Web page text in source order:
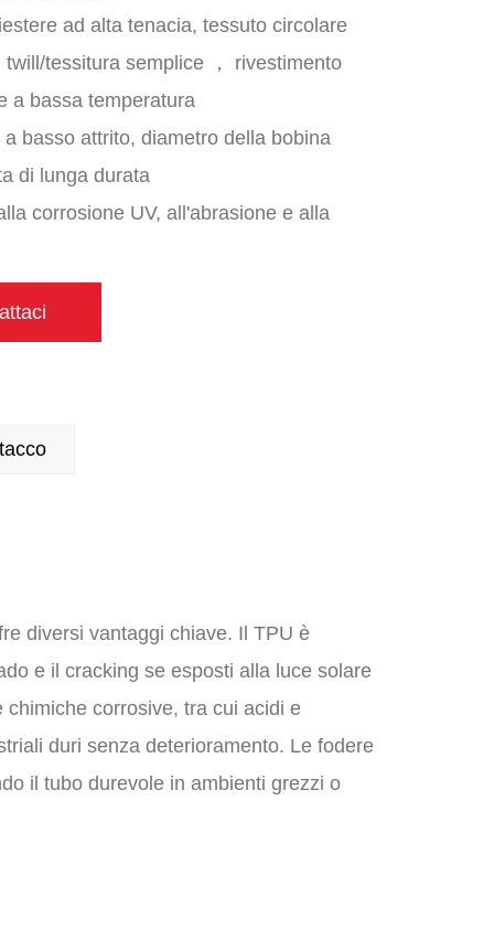
ad alta tenacia, tessuto circolare
twill/tessitura semplice ， rivestimento
a bassa temperatura
a basso attrito, diametro della bobina
di lunga durata
corrosione UV, all'abrasione e alla
temperatura: da -30 ℃ a 80 ℃
in 50 piedi, 75 piedi e 100 piedi.
diversi vantaggi chiave. Il TPU è
e il cracking se esposti alla luce solare
corrosive, tra cui acidi e
duri senza deterioramento. Le fodere
il tubo durevole in ambienti grezzi o